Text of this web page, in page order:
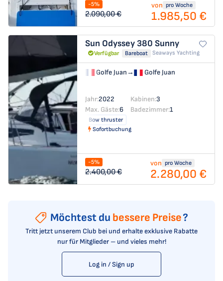
-5%
2.090,00 €
von pro Woche
1.985,50 €
Sun Odyssey 380 Sunny
Verfügbar Bareboat Seaways Yachting
Golfe Juan→ Golfe Juan
Jahr:2022 Kabinen:3
Max. Gäste:6 Badezimmer:1
Bow thruster
Sofortbuchung
-5%
2.400,00 €
von pro Woche
2.280,00 €
Möchtest du bessere Preise?
Tritt jetzt unserem Club bei und erhalte exklusive Rabatte
nur für Mitglieder – und vieles mehr!
Log in / Sign up